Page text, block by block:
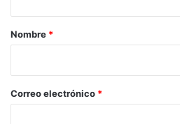
r
*
Nombre *
Correo electrónico *